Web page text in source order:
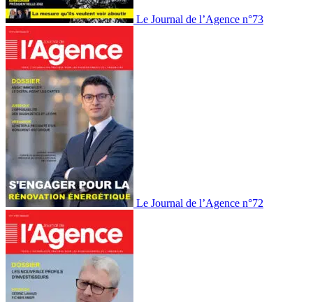
Le Journal de l’Agence n°73
Le Journal de l’Agence n°72